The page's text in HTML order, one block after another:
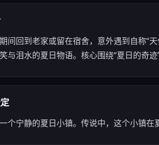
间回到老家或留在宿舍，意外遇到自称“
与泪水的夏日物语。核心围绕“夏日的奇
个宁静的夏日小镇。传说中，这个小镇在